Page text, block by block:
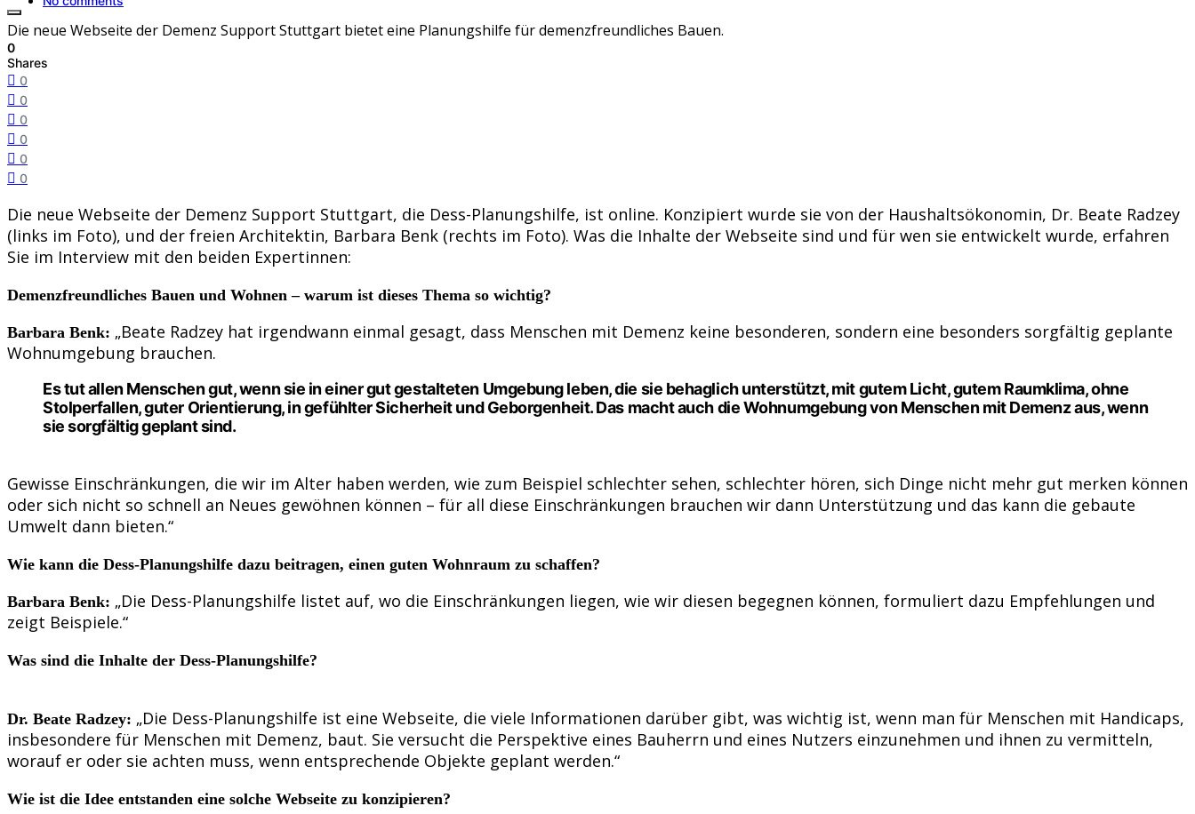
Die neue Webseite der Demenz Support Stuttgart bietet eine Planungshilfe für demenzfreundliches Bauen.
0
Shares
0
0
0
0
0
0
Die neue Webseite der Demenz Support Stuttgart, die Dess-Planungshilfe, ist online. Konzipiert wurde sie von der Haushaltsökonomin, Dr. Beate Radzey
(links im Foto), und der freien Architektin, Barbara Benk (rechts im Foto). Was die Inhalte der Webseite sind und für wen sie entwickelt wurde, erfahren
Sie im Interview mit den beiden Expertinnen:
Demenzfreundliches Bauen und Wohnen – warum ist dieses Thema so wichtig?
Barbara Benk: „Beate Radzey hat irgendwann einmal gesagt, dass Menschen mit Demenz keine besonderen, sondern eine besonders sorgfältig geplante
Wohnumgebung brauchen.
Es tut allen Menschen gut, wenn sie in einer gut gestalteten Umgebung leben, die sie behaglich unterstützt, mit gutem Licht, gutem Raumklima, ohne
Stolperfallen, guter Orientierung, in gefühlter Sicherheit und Geborgenheit. Das macht auch die Wohnumgebung von Menschen mit Demenz aus, wenn
sie sorgfältig geplant sind.
Gewisse Einschränkungen, die wir im Alter haben werden, wie zum Beispiel schlechter sehen, schlechter hören, sich Dinge nicht mehr gut merken können
oder sich nicht so schnell an Neues gewöhnen können – für all diese Einschränkungen brauchen wir dann Unterstützung und das kann die gebaute
Umwelt dann bieten.“
Wie kann die Dess-Planungshilfe dazu beitragen, einen guten Wohnraum zu schaffen?
Barbara Benk: „Die Dess-Planungshilfe listet auf, wo die Einschränkungen liegen, wie wir diesen begegnen können, formuliert dazu Empfehlungen und
zeigt Beispiele.“
Was sind die Inhalte der Dess-Planungshilfe?
Dr. Beate Radzey: „Die Dess-Planungshilfe ist eine Webseite, die viele Informationen darüber gibt, was wichtig ist, wenn man für Menschen mit Handicaps,
insbesondere für Menschen mit Demenz, baut. Sie versucht die Perspektive eines Bauherrn und eines Nutzers einzunehmen und ihnen zu vermitteln,
worauf er oder sie achten muss, wenn entsprechende Objekte geplant werden.“
Wie ist die Idee entstanden eine solche Webseite zu konzipieren?